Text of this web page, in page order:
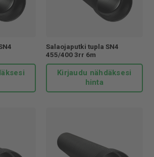
Salaojaputki tupla SN4
455/400 3rr 6m
Kirjaudu nähdäksesi
hinta